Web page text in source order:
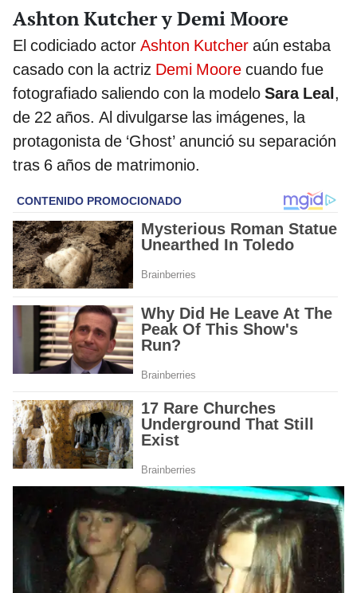
Ashton Kutcher y Demi Moore
El codiciado actor Ashton Kutcher aún estaba
casado con la actriz Demi Moore cuando fue
fotografiado saliendo con la modelo Sara Leal,
de 22 años. Al divulgarse las imágenes, la
protagonista de ‘Ghost’ anunció su separación
tras 6 años de matrimonio.